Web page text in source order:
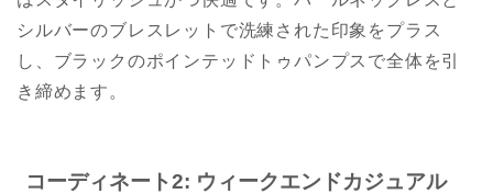
シルバーのブレスレットで洗練された印象をプラス
し、ブラックのポインテッドトゥパンプスで全体を引
き締めます。
コーディネート2: ウィークエンドカジュアル